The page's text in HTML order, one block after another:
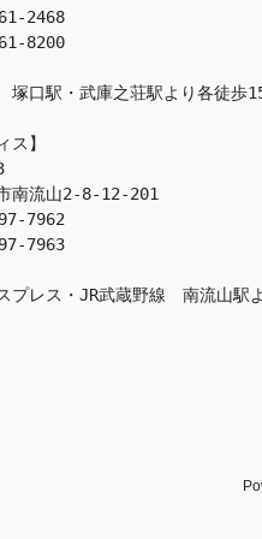
2468
8200
塚口駅・武庫之荘駅より各徒歩
ス】
南流山2-8-12-201
7962
7963
プレス・JR武蔵野線　南流山駅